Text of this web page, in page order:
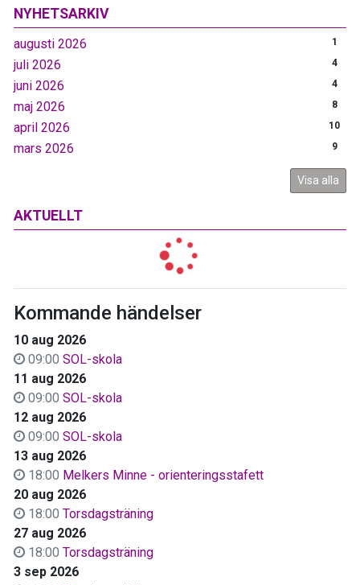
NYHETSARKIV
augusti 2026 1
juli 2026 4
juni 2026 4
maj 2026 8
april 2026 10
mars 2026 9
Visa alla
AKTUELLT
Kommande händelser
10 aug 2026
09:00 SOL-skola
11 aug 2026
09:00 SOL-skola
12 aug 2026
09:00 SOL-skola
13 aug 2026
18:00 Melkers Minne - orienteringsstafett
20 aug 2026
18:00 Torsdagsträning
27 aug 2026
18:00 Torsdagsträning
3 sep 2026